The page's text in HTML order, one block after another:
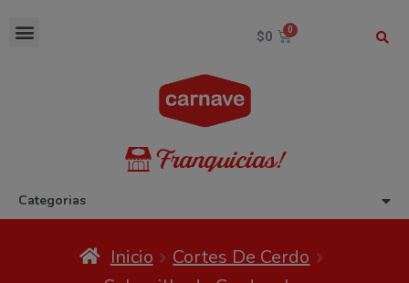
$0
Categorias
Inicio
Cortes De Cerdo